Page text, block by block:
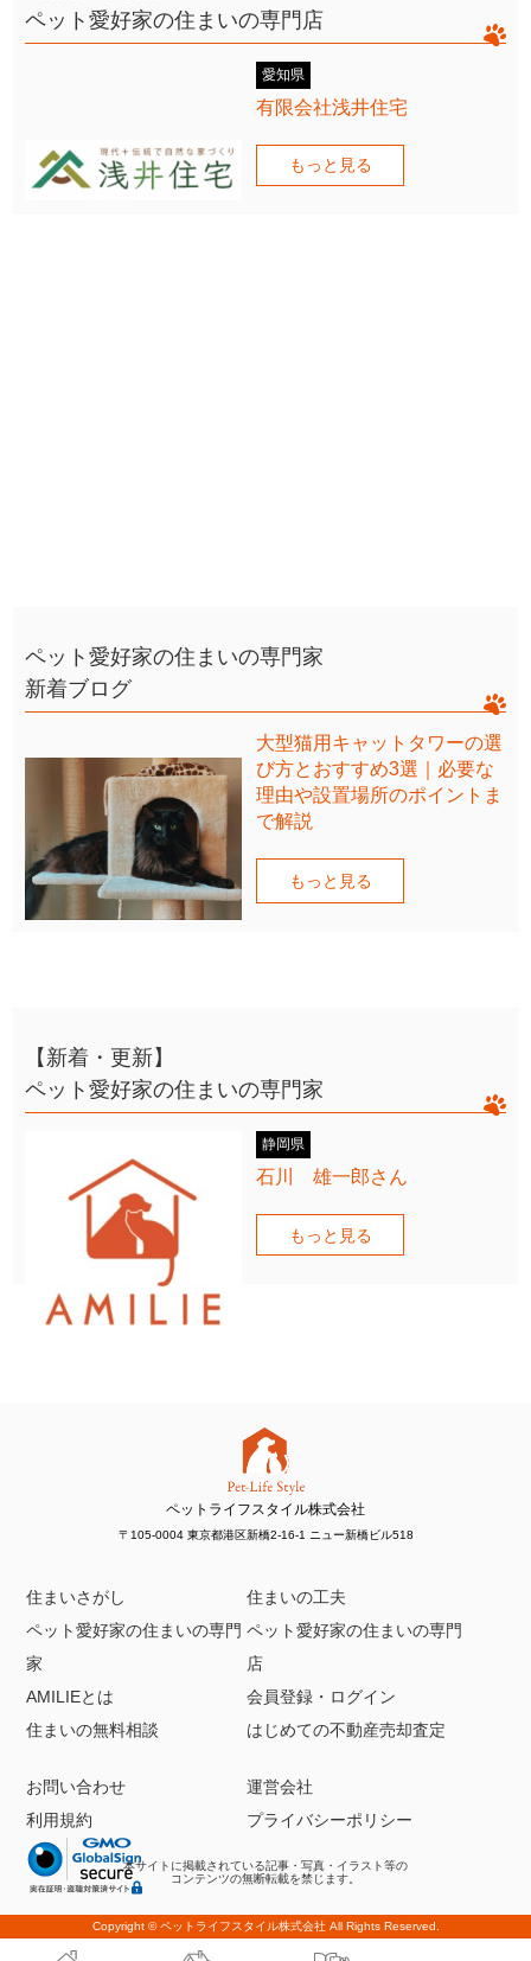
ペット愛好家の住まいの専門店
愛知県
有限会社浅井住宅
もっと見る
ペット愛好家の住まいの専門家
新着ブログ
大型猫用キャットタワーの選
び方とおすすめ3選｜必要な
理由や設置場所のポイントま
で解説
もっと見る
【新着・更新】
ペット愛好家の住まいの専門家
静岡県
石川 雄一郎さん
もっと見る
ペットライフスタイル株式会社
〒105-0004 東京都港区新橋2-16-1 ニュー新橋ビル518
住まいさがし
住まいの工夫
ペット愛好家の住まいの専門
家
ペット愛好家の住まいの専門
店
AMILIEとは
会員登録・ログイン
住まいの無料相談
はじめての不動産売却査定
お問い合わせ
運営会社
利用規約
プライバシーポリシー
本サイトに掲載されている記事・写真・イラスト等の
コンテンツの無断転載を禁じます。
Copyright ©ペットライフスタイル株式会社All Rights Reserved.